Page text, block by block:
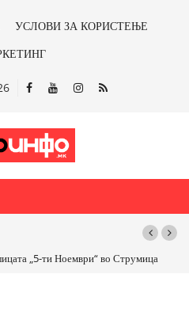
УСЛОВИ ЗА КОРИСТЕЊЕ
„5-ти Ноември“ во Струмица